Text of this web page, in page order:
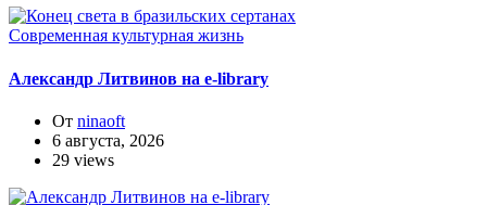
Современная культурная жизнь
Александр Литвинов на e-library
От ninaoft
6 августа, 2026
29 views